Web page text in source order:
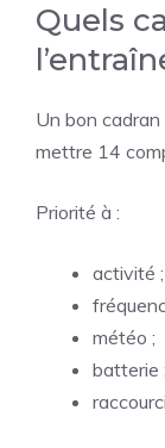
Quels
Un bon
mettre 14
Priorité à :
activité ;
météo ;
batterie ;